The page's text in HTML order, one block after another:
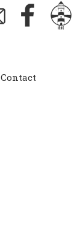
Contact